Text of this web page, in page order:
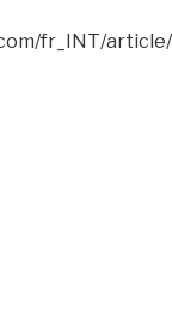
fr_INT/